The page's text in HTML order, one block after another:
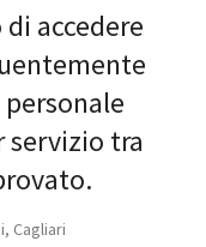
accedere
tra
Cagliari